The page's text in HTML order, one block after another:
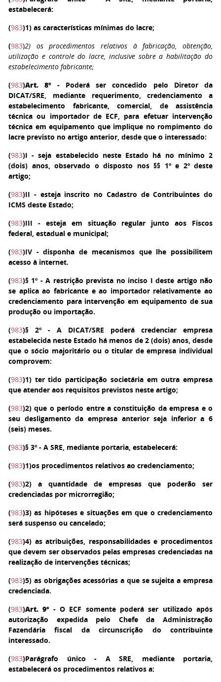
estabelecerá:
(983)1) as características mínimas do lacre;
(983)2) os procedimentos relativos à fabricação, obtenção,
utilização e controle do lacre, inclusive sobre a habilitação do
estabelecimento fabricante;
(983)Art. 8º- Poderá ser concedido pelo Diretor da
DICAT/SRE, mediante requerimento, credenciamento a
estabelecimento fabricante, comercial, de assistência
técnica ou importador de ECF, para efetuar intervenção
técnica em equipamento que implique no rompimento do
lacre previsto no artigo anterior, desde que o interessado:
(983)I - seja estabelecido neste Estado há no mínimo 2
(dois) anos, observado o disposto nos §§ 1º e 2º deste
artigo;
(983)II - esteja inscrito no Cadastro de Contribuintes do
ICMS deste Estado;
(983)III - esteja em situação regular junto aos Fiscos
federal, estadual e municipal;
(983)IV - disponha de mecanismos que lhe possibilitem
acesso à internet.
(983)§ 1º - A restrição prevista no inciso I deste artigo não
se aplica ao fabricante e ao importador relativamente ao
credenciamento para intervenção em equipamento de sua
produção ou importação.
(983)§ 2º - A DICAT/SRE poderá credenciar empresa
estabelecida neste Estado há menos de 2 (dois) anos, desde
que o sócio majoritário ou o titular de empresa individual
comprovem:
(983)1) ter tido participação societária em outra empresa
que atender aos requisitos previstos neste artigo;
(983)2) que o período entre a constituição da empresa e o
seu desligamento da empresa anterior seja inferior a 6
(seis) meses.
(983)§ 3º - A SRE, mediante portaria, estabelecerá:
(983)1)os procedimentos relativos ao credenciamento;
(983)2) a quantidade de empresas que poderão ser
credenciadas por microrregião;
(983)3) as hipóteses e situações em que o credenciamento
será suspenso ou cancelado;
(983)4) as atribuições, responsabilidades e procedimentos
que devem ser observados pelas empresas credenciadas na
realização de intervenções técnicas;
(983)5) as obrigações acessórias a que se sujeita a empresa
credenciada.
(983)Art. 9º- O ECF somente poderá ser utilizado após
autorização expedida pelo Chefe da Administração
Fazendária fiscal da circunscrição do contribuinte
interessado.
(983)Parágrafo único - A SRE, mediante portaria,
estabelecerá os procedimentos relativos a: